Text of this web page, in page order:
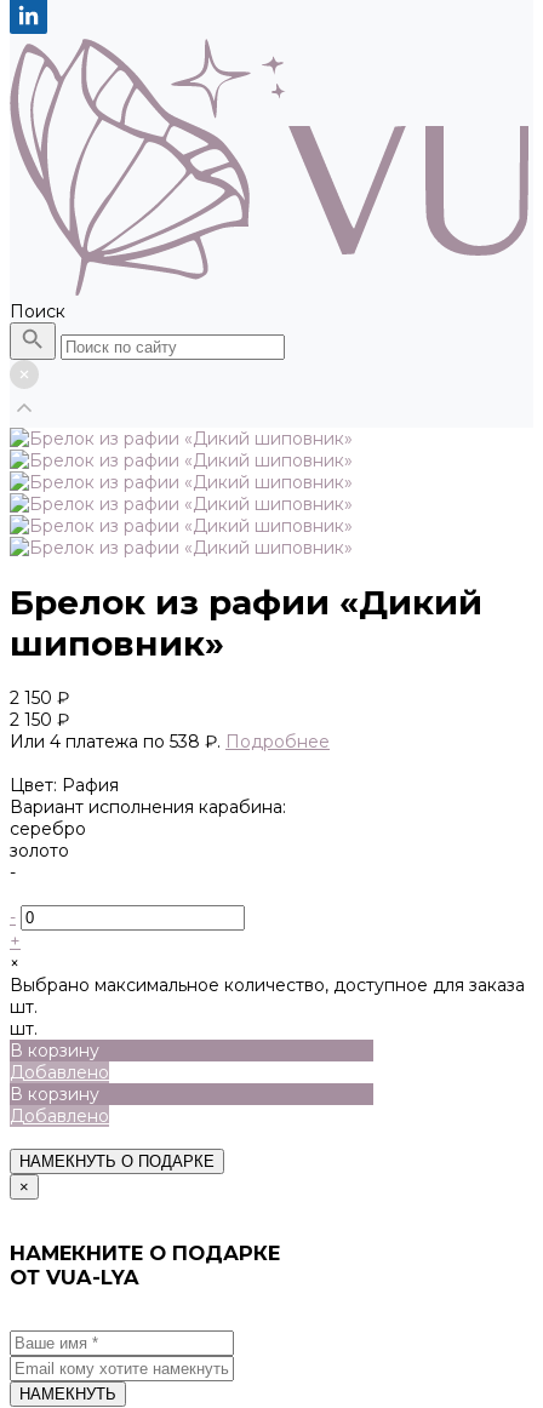
Поиск
Брелок из рафии «Дикий
шиповник»
2 150 ₽
2 150 ₽
Или 4 платежа по 538 ₽. Подробнее
Цвет: Рафия
Вариант исполнения карабина:
серебро
золото
-
-
+
×
Выбрано максимальное количество, доступное для заказа
шт.
шт.
В корзину
Добавлено
В корзину
Добавлено
НАМЕКНУТЬ О ПОДАРКЕ
×
НАМЕКНИТЕ О ПОДАРКЕ
ОТ VUA-LYA
НАМЕКНУТЬ